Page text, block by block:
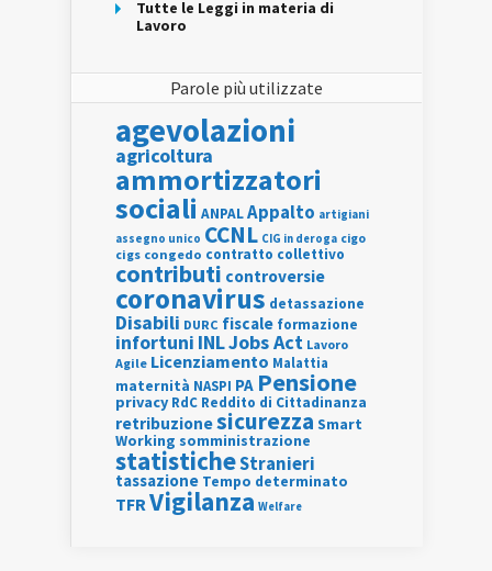
Tutte le Leggi in materia di
Lavoro
Parole più utilizzate
agevolazioni
agricoltura
ammortizzatori
sociali ANPALAppalto artigiani
assegno unico CCNL CIG in deroga cigo
cigs congedo contratto collettivo
contributi controversie
coronavirus detassazione
Disabili DURC fiscale formazione
infortuni INLJobs Act Lavoro
Agile Licenziamento Malattia
maternità NASPI PA Pensione
privacy RdC Reddito di Cittadinanza
retribuzionesicurezza Smart
Working somministrazione
statisticheStranieri
tassazione Tempo determinato
TFRVigilanza Welfare